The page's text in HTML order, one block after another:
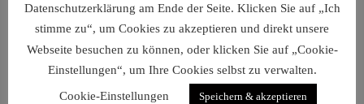
Datenschutzerklärung am Ende der Seite. Klicken Sie auf „Ich
stimme zu“, um Cookies zu akzeptieren und direkt unsere
Webseite besuchen zu können, oder klicken Sie auf „Cookie-
Einstellungen“, um Ihre Cookies selbst zu verwalten.
Cookie-Einstellungen
Speichern & akzeptieren